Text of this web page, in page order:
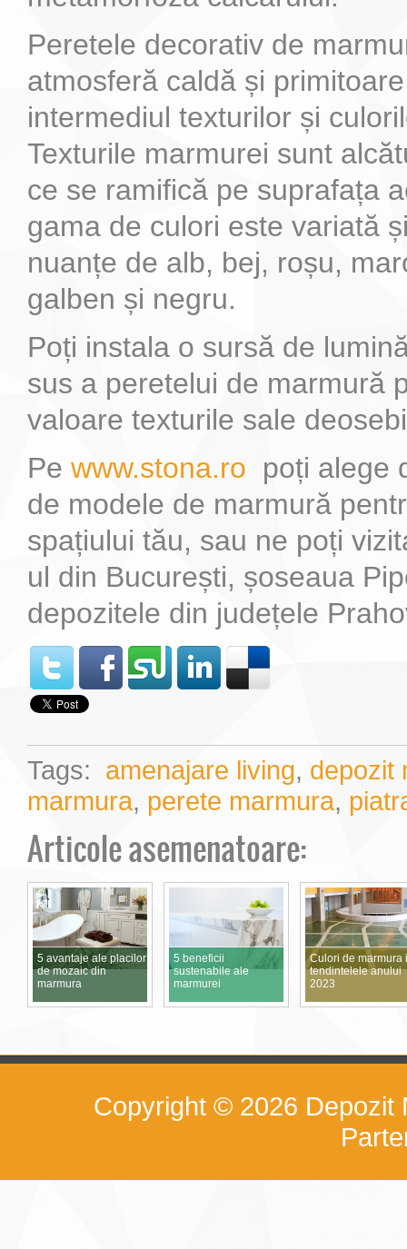
Peretele decorativ de
atmosferă caldă și
intermediul texturilor și
Texturile marmurei sunt
ce se ramifică pe suprafața
gama de culori este variată
nuanțe de alb, bej, roșu,
galben și negru.
Poți instala o sursă de
sus a peretelui de marmură
valoare texturile sale
Pe www.stona.ro poți alege
de modele de marmură
spațiului tău, sau ne poți
ul din București, șoseaua
depozitele din județele
Tags: amenajare living, depozit
marmura, perete marmura,
Articole asemenatoare:
5 avantaje ale placilor
de mozaic din
marmura
5 beneficii
sustenabile ale
marmurei
Culori de marmura
tendintelele anului
2023
Copyright © 2026 Depozit